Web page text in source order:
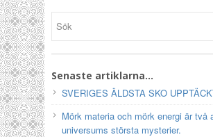
Senaste artiklarna…
SVERIGES ÄLDSTA SKO
Mörk materia och mörk energi är två
universums största mysterier.